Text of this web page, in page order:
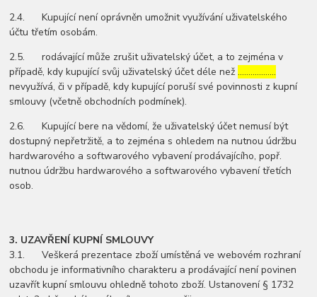
2.4. Kupující není oprávněn umožnit využívání uživatelského
účtu třetím osobám.
2.5. rodávající může zrušit uživatelský účet, a to zejména v
případě, kdy kupující svůj uživatelský účet déle než………………
nevyužívá, či v případě, kdy kupující poruší své povinnosti z kupní
smlouvy (včetně obchodních podmínek).
2.6. Kupující bere na vědomí, že uživatelský účet nemusí být
dostupný nepřetržitě, a to zejména s ohledem na nutnou údržbu
hardwarového a softwarového vybavení prodávajícího, popř.
nutnou údržbu hardwarového a softwarového vybavení třetích
osob.
3. UZAVŘENÍ KUPNÍ SMLOUVY
3.1. Veškerá prezentace zboží umístěná ve webovém rozhraní
obchodu je informativního charakteru a prodávající není povinen
uzavřít kupní smlouvu ohledně tohoto zboží. Ustanovení § 1732